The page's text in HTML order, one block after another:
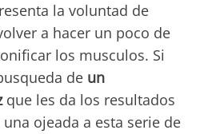
la voluntad de
a hacer un poco de
los musculos. Si
de un
que les da los resultados
ojeada a esta serie de